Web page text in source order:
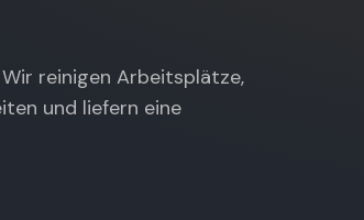
reinigen Arbeitsplätze,
und liefern eine